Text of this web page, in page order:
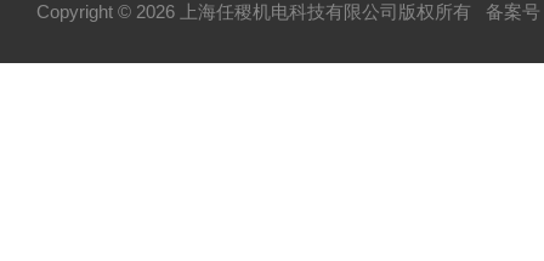
Copyright © 2026 上海任稷机电科技有限公司版权所有 备案号